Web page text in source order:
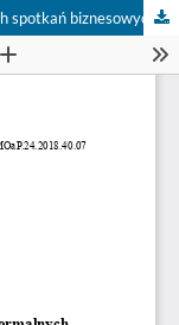
spotkań biznesowych